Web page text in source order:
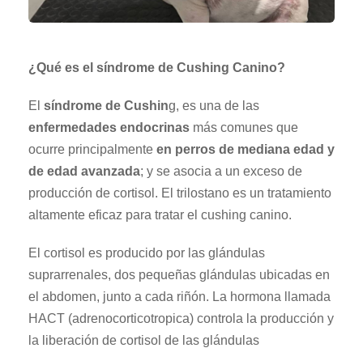
¿Qué es el síndrome de Cushing Canino?
El síndrome de Cushing, es una de las
enfermedades endocrinas más comunes que
ocurre principalmente en perros de mediana edad y
de edad avanzada; y se asocia a un exceso de
producción de cortisol. El trilostano es un tratamiento
altamente eficaz para tratar el cushing canino.
El cortisol es producido por las glándulas
suprarrenales, dos pequeñas glándulas ubicadas en
el abdomen, junto a cada riñón. La hormona llamada
HACT (adrenocorticotropica) controla la producción y
la liberación de cortisol de las glándulas